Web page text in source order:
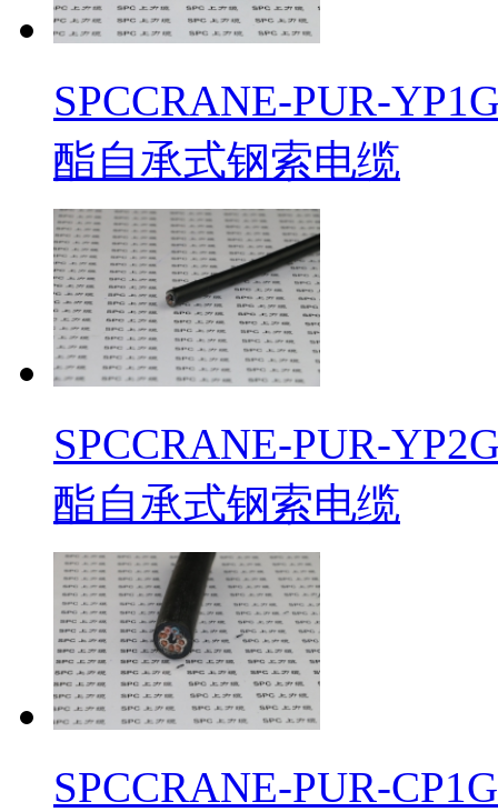
SPCCRANE-PUR-
酯自承式钢索电缆
SPCCRANE-PUR-
酯自承式钢索电缆
SPCCRANE-PUR-